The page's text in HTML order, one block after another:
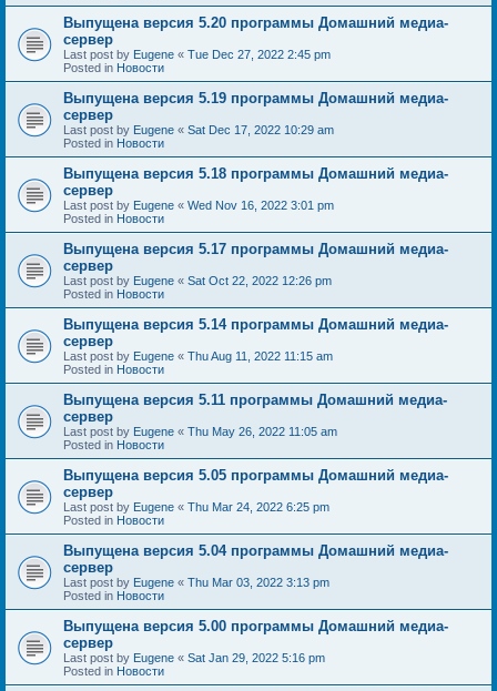
Выпущена версия 5.20 программы Домашний медиа-
сервер
Last post by Eugene « Tue Dec 27, 2022 2:45 pm
Posted in Новости
Выпущена версия 5.19 программы Домашний медиа-
сервер
Last post by Eugene « Sat Dec 17, 2022 10:29 am
Posted in Новости
Выпущена версия 5.18 программы Домашний медиа-
сервер
Last post by Eugene « Wed Nov 16, 2022 3:01 pm
Posted in Новости
Выпущена версия 5.17 программы Домашний медиа-
сервер
Last post by Eugene « Sat Oct 22, 2022 12:26 pm
Posted in Новости
Выпущена версия 5.14 программы Домашний медиа-
сервер
Last post by Eugene « Thu Aug 11, 2022 11:15 am
Posted in Новости
Выпущена версия 5.11 программы Домашний медиа-
сервер
Last post by Eugene « Thu May 26, 2022 11:05 am
Posted in Новости
Выпущена версия 5.05 программы Домашний медиа-
сервер
Last post by Eugene « Thu Mar 24, 2022 6:25 pm
Posted in Новости
Выпущена версия 5.04 программы Домашний медиа-
сервер
Last post by Eugene « Thu Mar 03, 2022 3:13 pm
Posted in Новости
Выпущена версия 5.00 программы Домашний медиа-
сервер
Last post by Eugene « Sat Jan 29, 2022 5:16 pm
Posted in Новости